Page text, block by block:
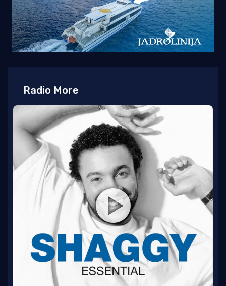
Radio More